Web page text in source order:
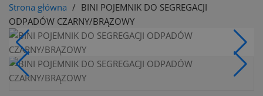
Strona główna
BINI POJEMNIK DO SEGREGACJI
ODPADÓW CZARNY/BRĄZOWY